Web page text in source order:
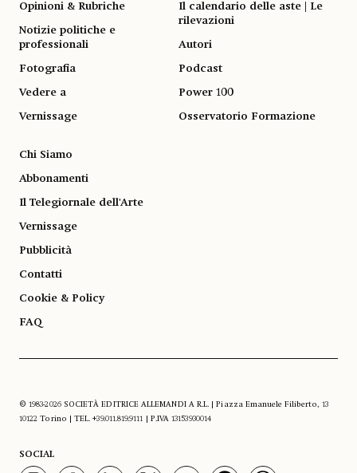
Opinioni & Rubriche
Notizie politiche e
professionali
Fotografia
Vedere a
Vernissage
Il calendario delle aste | Le
rilevazioni
Autori
Podcast
Power 100
Osservatorio Formazione
Chi Siamo
Abbonamenti
Il Telegiornale dell'Arte
Vernissage
Pubblicità
Contatti
Cookie & Policy
FAQ
© 1983-2026 SOCIETÀ EDITRICE ALLEMANDI A R.L. | Piazza Emanuele Filiberto, 13
10122 Torino | TEL. +39.011.819.9111 | P.IVA 13153930014
SOCIAL